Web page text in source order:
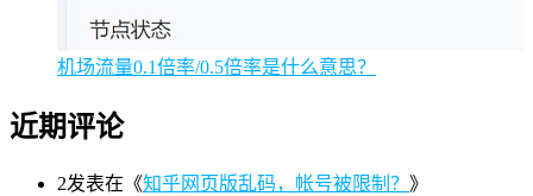
机场流量0.1倍率/0.5倍率是什么意思？
近期评论
2发表在《知乎网页版乱码，帐号被限制？ 》